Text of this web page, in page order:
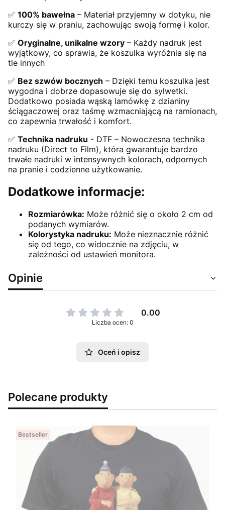
✅ 100% bawełna – Materiał przyjemny w dotyku, nie
kurczy się w praniu, zachowując swoją formę i kolor.
✅ Oryginalne, unikalne wzory – Każdy nadruk jest
wyjątkowy, co sprawia, że koszulka wyróżnia się na
tle innych
✅ Bez szwów bocznych – Dzięki temu koszulka jest
wygodna i dobrze dopasowuje się do sylwetki.
Dodatkowo posiada wąską lamówkę z dzianiny
ściągaczowej oraz taśmę wzmacniającą na ramionach,
co zapewnia trwałość i komfort.
✅ Technika nadruku - DTF – Nowoczesna technika
nadruku (Direct to Film), która gwarantuje bardzo
trwałe nadruki w intensywnych kolorach, odpornych
na pranie i codzienne użytkowanie.
Dodatkowe informacje:
Rozmiarówka: Może różnić się o około 2 cm od
podanych wymiarów.
Kolorystyka nadruku: Może nieznacznie różnić
się od tego, co widocznie na zdjęciu, w
zależności od ustawień monitora.
Opinie
0.00
Liczba ocen: 0
Oceń i opisz
Polecane produkty
Bestseller